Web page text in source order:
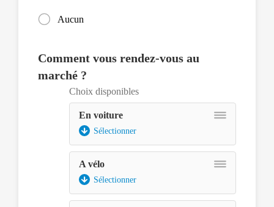
Aucun
Comment vous rendez-vous au
marché ?
Choix disponibles
En voiture
Sélectionner
A vélo
Sélectionner